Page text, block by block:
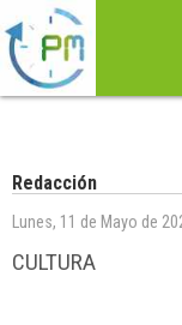
Redacción
Lunes, 11 de Mayo de
CULTURA